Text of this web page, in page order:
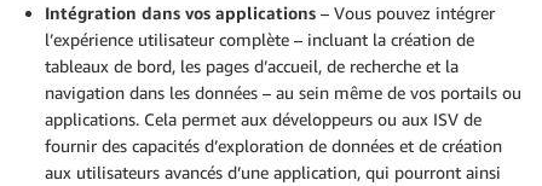
Intégration dans vos applications – Vous pouvez intégrer
l’expérience utilisateur complète – incluant la création de
tableaux de bord, les pages d’accueil, de recherche et la
navigation dans les données – au sein même de vos portails ou
applications. Cela permet aux développeurs ou aux ISV de
fournir des capacités d’exploration de données et de création
aux utilisateurs avancés d’une application, qui pourront ainsi